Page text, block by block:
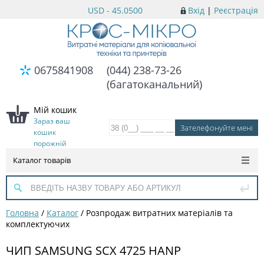
Вхід | Реєстрація
USD - 45.0500
0675841908
(044) 238-73-26
(багатоканальний)
Мій кошик
Зараз ваш
кошик
порожній
Каталог товарів
Головна / Каталог / Розпродаж витратних матеріалів та
комплектуючих
ЧИП SAMSUNG SСX 4725 HANP